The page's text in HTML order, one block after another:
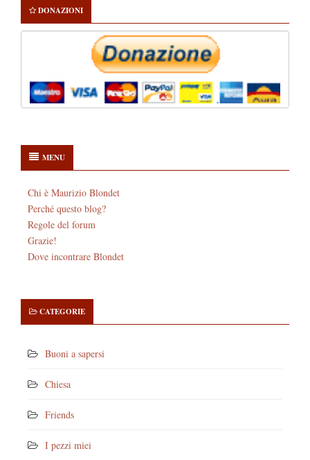
DONAZIONI
MENU
Chi è Maurizio Blondet
Perché questo blog?
Regole del forum
Grazie!
Dove incontrare Blondet
CATEGORIE
Buoni a sapersi
Chiesa
Friends
I pezzi miei